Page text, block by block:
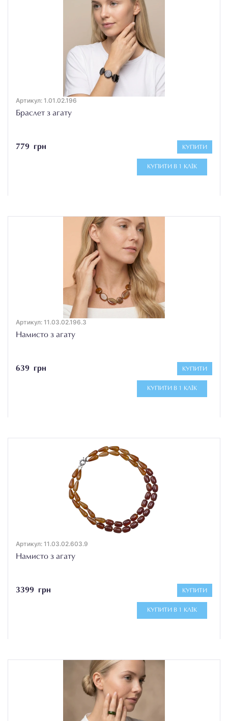
Артикул: 1.01.02.196
Браслет з агату
779 грн КУПИТИ
КУПИТИ В 1 КЛІК
Артикул: 11.03.02.196.3
Намисто з агату
639 грн КУПИТИ
КУПИТИ В 1 КЛІК
Артикул: 11.03.02.603.9
Намисто з агату
3399 грн КУПИТИ
КУПИТИ В 1 КЛІК